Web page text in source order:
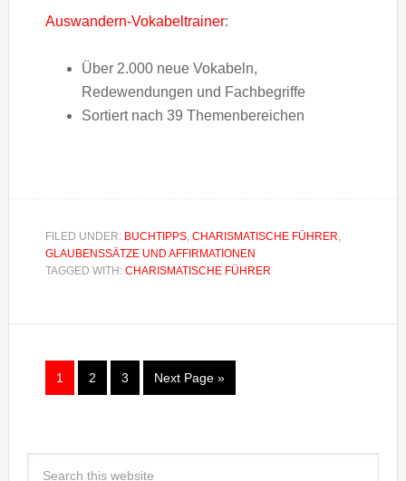
Auswandern-Vokabeltrainer:
Über 2.000 neue Vokabeln,
Redewendungen und Fachbegriffe
Sortiert nach 39 Themenbereichen
FILED UNDER: BUCHTIPPS, CHARISMATISCHE FÜHRER
GLAUBENSSÄTZE UND AFFIRMATIONEN
TAGGED WITH: CHARISMATISCHE FÜHRER
1 2 3 Next Page »